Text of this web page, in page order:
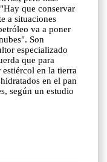
que conservar
a situaciones
va a poner
Son
especializado
que para
en la tierra
en el pan
según un estudio